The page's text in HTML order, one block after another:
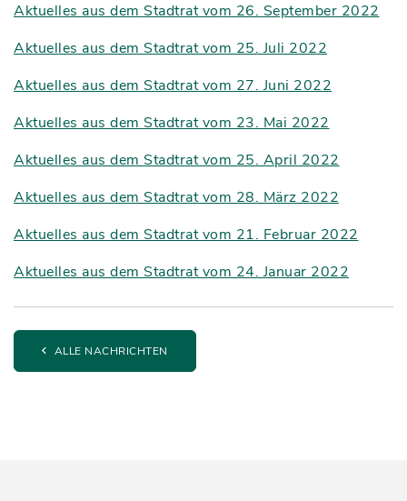
Aktuelles aus dem Stadtrat vom 26. September 2022
Aktuelles aus dem Stadtrat vom 25. Juli 2022
Aktuelles aus dem Stadtrat vom 27. Juni 2022
Aktuelles aus dem Stadtrat vom 23. Mai 2022
Aktuelles aus dem Stadtrat vom 25. April 2022
Aktuelles aus dem Stadtrat vom 28. März 2022
Aktuelles aus dem Stadtrat vom 21. Februar 2022
Aktuelles aus dem Stadtrat vom 24. Januar 2022
ALLE NACHRICHTEN